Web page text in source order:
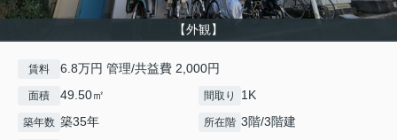
【外観】
賃料 6.8万円 管理/共益費 2,000円
面積 49.50㎡ 間取り 1K
築年数 築35年 所在階 3階/3階建